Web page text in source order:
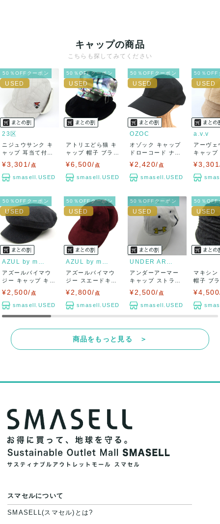
キャップの商品
こちらも探してみてください
50％OFFクーポン
23区
ニジュウサンク キ
ャップ 耳当て付き
¥3,301/ 点
smasell.USED
50％OFFクーポン
アトリエどら猫 キ
ャップ 帽子 ブラン
¥6,500/ 点
smasell.USED
50％OFFクーポン
OZOC
オゾック キャップ
ドローコード ナイ
¥2,420/ 点
smasell.USED
50％OFF
a.v.v
アーヴェ
キャップ
50％OFFクーポン
アズールバイマウ
ジー キャップ キャ
¥2,500/ 点
smasell.USED
50％OFFクーポン
アズールバイマウ
ジー スエードキャ
¥2,800/ 点
smasell.USED
50％OFFクーポン
アンダーアーマー
キャップ ストラッ
¥2,500/ 点
smasell.USED
50％OFF
マキシン
帽子 ブ
商品をもっと見る ＞
スマセルについて
SMASELL(スマセル)とは?